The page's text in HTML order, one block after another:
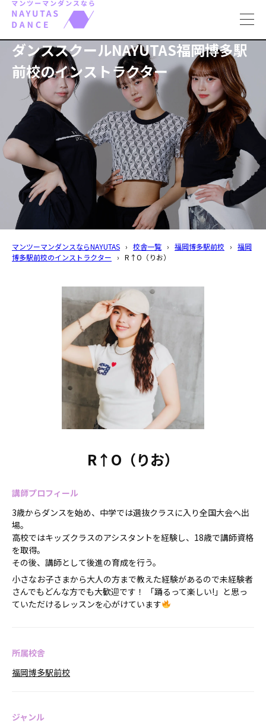
ダンススクールNAYUTAS福岡博多駅
前校のインストラクター
マンツーマンダンスならNAYUTAS › 校舎一覧 › 福岡博多駅前校 › 福岡
博多駅前校のインストラクター › R↑O（りお）
R↑O（りお）
講師プロフィール
3歳からダンスを始め、中学では選抜クラスに入り全国大会へ出
場。
高校ではキッズクラスのアシスタントを経験し、18歳で講師資格
を取得。
その後、講師として後進の育成を行う。
小さなお子さまから大人の方まで教えた経験があるので未経験者
さんでもどんな方でも大歓迎です！ 「踊るって楽しい!」と思っ
ていただけるレッスンを心がけています
所属校舎
福岡博多駅前校
ジャンル